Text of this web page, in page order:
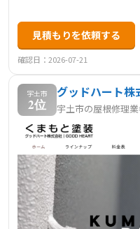
見積もりを依頼する
確認日：2026-07-21
宇土市
2位
グッドハート株
宇土市の屋根修理